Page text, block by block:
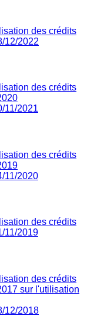
des crédits
12/2022
des crédits
11/2021
des crédits
11/2020
des crédits
11/2019
des crédits
sur l'utilisation
12/2018